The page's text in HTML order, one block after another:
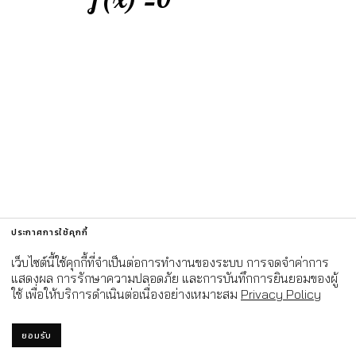
ประกาศการใช้คุกกี้
เว็บไซต์นี้ใช้คุกกี้ที่จำเป็นต่อการทำงานของระบบ การจดจำค่าการ
แสดงผล การรักษาความปลอดภัย และการบันทึกการยินยอมของผู้
ใช้ เพื่อให้บริการดำเนินต่อเนื่องอย่างเหมาะสม Privacy Policy
ยอมรับ